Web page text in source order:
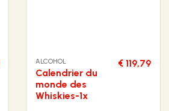
ALCOHOL
Calendrier du
monde des
Whiskies-1x
€ 119,79